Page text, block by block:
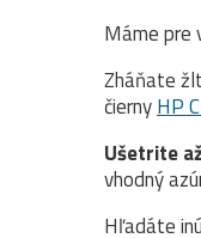
Máme pre
Zháňate
čiernyHP
Ušetrite
vhodný
Hľadáte